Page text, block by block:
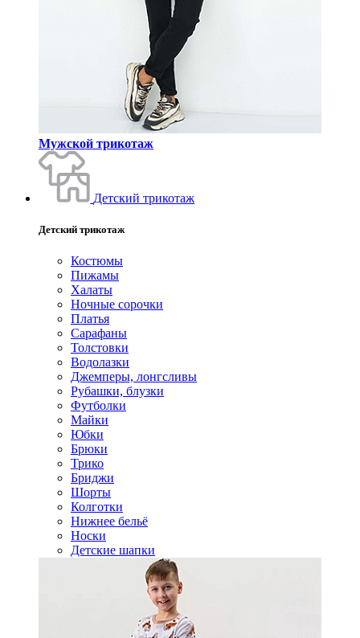
Мужской трикотаж
Детский трикотаж
Детский трикотаж
Костюмы
Пижамы
Халаты
Ночные сорочки
Платья
Сарафаны
Толстовки
Водолазки
Джемперы, лонгсливы
Рубашки, блузки
Футболки
Майки
Юбки
Брюки
Трико
Бриджи
Шорты
Колготки
Нижнее бельё
Носки
Детские шапки